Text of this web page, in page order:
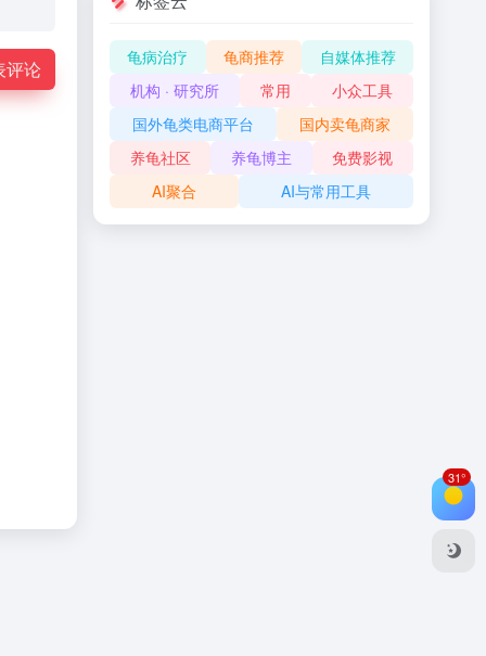
评论 龟病治疗 龟商推荐
自媒体推荐
机构 · 研究所
常用
小众工具
国外龟类电商平台
国内卖龟商家
养龟社区
养龟博主
免费影视
AI聚合
AI与常用工具
31°